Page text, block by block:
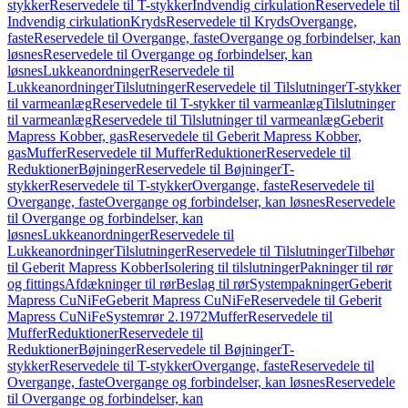
stykkerReservedele til T-stykkerIndvendig cirkulationReservedele til
Indvendig cirkulationKrydsReservedele til KrydsOvergange,
fasteReservedele til Overgange, fasteOvergange og forbindelser, kan
løsnesReservedele til Overgange og forbindelser, kan
løsnesLukkeanordningerReservedele til
LukkeanordningerTilslutningerReservedele til TilslutningerT-stykker
til varmeanlægReservedele til T-stykker til varmeanlægTilslutninger
til varmeanlægReservedele til Tilslutninger til varmeanlægGeberit
Mapress Kobber, gasReservedele til Geberit Mapress Kobber,
gasMufferReservedele til MufferReduktionerReservedele til
ReduktionerBøjningerReservedele til BøjningerT-
stykkerReservedele til T-stykkerOvergange, fasteReservedele til
Overgange, fasteOvergange og forbindelser, kan løsnesReservedele
til Overgange og forbindelser, kan
løsnesLukkeanordningerReservedele til
LukkeanordningerTilslutningerReservedele til TilslutningerTilbehør
til Geberit Mapress KobberIsolering til tilslutningerPakninger til rør
og fittingsAfdækninger til rørBeslag til rørSystempakningerGeberit
Mapress CuNiFeGeberit Mapress CuNiFeReservedele til Geberit
Mapress CuNiFeSystemrør 2.1972MufferReservedele til
MufferReduktionerReservedele til
ReduktionerBøjningerReservedele til BøjningerT-
stykkerReservedele til T-stykkerOvergange, fasteReservedele til
Overgange, fasteOvergange og forbindelser, kan løsnesReservedele
til Overgange og forbindelser, kan